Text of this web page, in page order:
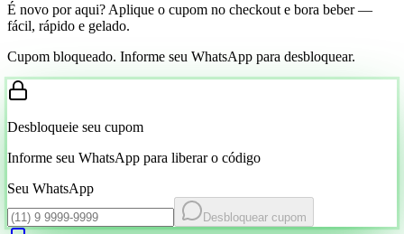
É novo por aqui? Aplique o cupom no checkout e bora beber —
fácil, rápido e gelado.
Cupom bloqueado. Informe seu WhatsApp para desbloquear.
Desbloqueie seu cupom
Informe seu WhatsApp para liberar o código
Seu WhatsApp
Desbloquear cupom